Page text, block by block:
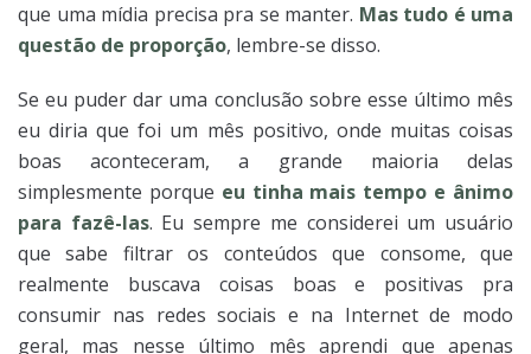
que uma mídia precisa pra se manter. Mas tudo é uma
questão de proporção, lembre-se disso.
Se eu puder dar uma conclusão sobre esse último mês
eu diria que foi um mês positivo, onde muitas coisas
boas aconteceram, a grande maioria delas
simplesmente porque eu tinha mais tempo e ânimo
para fazê-las. Eu sempre me considerei um usuário
que sabe filtrar os conteúdos que consome, que
realmente buscava coisas boas e positivas pra
consumir nas redes sociais e na Internet de modo
geral, mas nesse último mês aprendi que apenas